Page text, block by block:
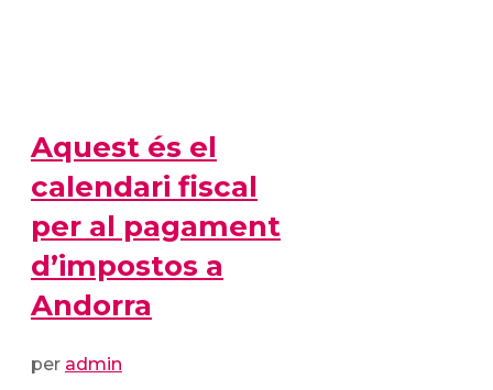
Aquest és el
calendari fiscal
per al pagament
d’impostos a
Andorra
per admin